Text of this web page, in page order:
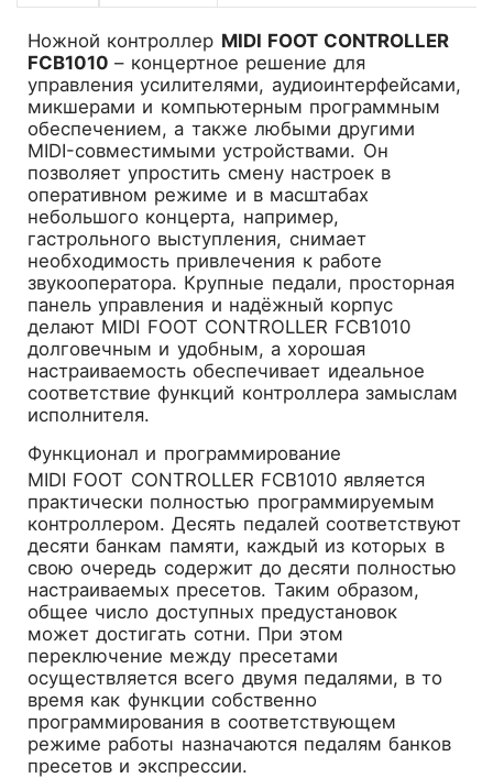
Ножной контроллер MIDI FOOT CONTROLLER
FCB1010– концертное решение для
управления усилителями, аудиоинтерфейсами,
микшерами и компьютерным программным
обеспечением, а также любыми другими
MIDI-совместимыми устройствами. Он
позволяет упростить смену настроек в
оперативном режиме и в масштабах
небольшого концерта, например,
гастрольного выступления, снимает
необходимость привлечения к работе
звукооператора. Крупные педали, просторная
панель управления и надёжный корпус
делают MIDI FOOT CONTROLLER FCB1010
долговечным и удобным, а хорошая
настраиваемость обеспечивает идеальное
соответствие функций контроллера замыслам
исполнителя.
Функционал и программирование
MIDI FOOT CONTROLLER FCB1010 является
практически полностью программируемым
контроллером. Десять педалей соответствуют
десяти банкам памяти, каждый из которых в
свою очередь содержит до десяти полностью
настраиваемых пресетов. Таким образом,
общее число доступных предустановок
может достигать сотни. При этом
переключение между пресетами
осуществляется всего двумя педалями, в то
время как функции собственно
программирования в соответствующем
режиме работы назначаются педалям банков
пресетов и экспрессии.